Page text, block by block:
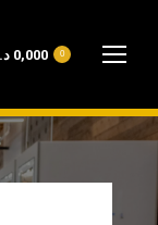
0,000 0